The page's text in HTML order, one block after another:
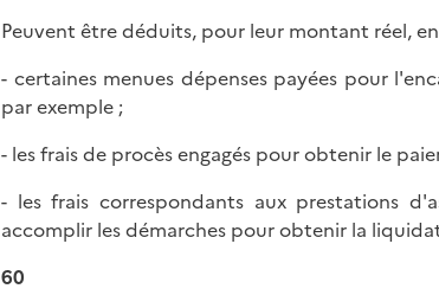
Peuvent être déduits, pour leur montant réel,
- certaines menues dépenses payées pour
par exemple ;
- les frais de procès engagés pour obtenir le
- les frais correspondants aux prestations
accomplir les démarches pour obtenir la
60